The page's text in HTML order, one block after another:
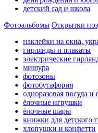
детский сад и школа
Фотоальбомы Открытки
наклейки на окна,
гирлянды и плакаты
электрические
мишура
фотозоны
фотобутафория
одноразовая посуда и
ёлочные игрушки
ёлочные шары
книжки для детского
хлопушки и конфетти